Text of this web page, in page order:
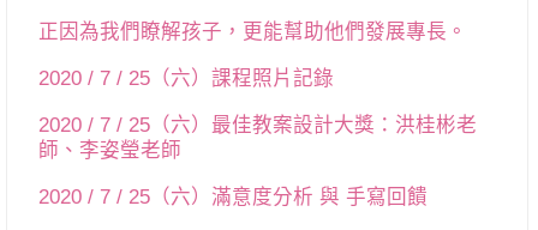
正因為我們瞭解孩子，更能幫助他們發展專長。
2020 / 7 / 25（六）課程照片記錄
2020 / 7 / 25（六）最佳教案設計大獎：洪桂彬老
師、李姿瑩老師
2020 / 7 / 25（六）滿意度分析 與 手寫回饋